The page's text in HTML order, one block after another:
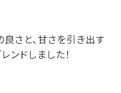
さと、甘さを引き出す
ンドしました！